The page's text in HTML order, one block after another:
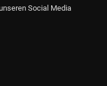
Social Media